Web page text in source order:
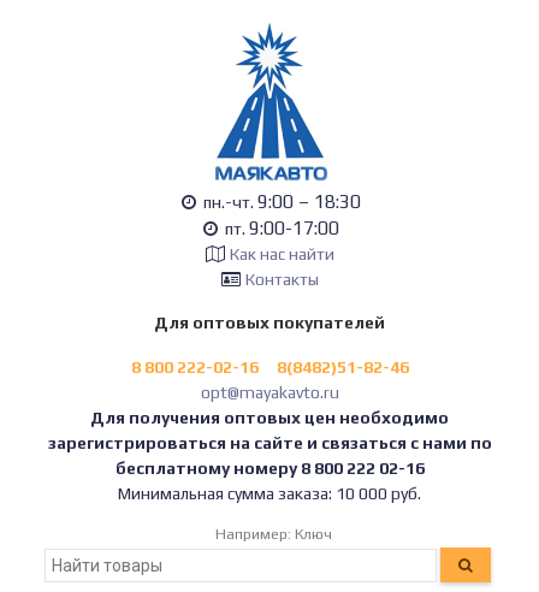
пн.-чт. 9:00 – 18:30
пт. 9:00-17:00
Как нас найти
Контакты
Для оптовых покупателей
8 800 222-02-16
8(8482)51-82-46
opt@mayakavto.ru
Для получения оптовых цен необходимо
зарегистрироваться на сайте и связаться с нами по
бесплатному номеру 8 800 222 02-16
Минимальная сумма заказа: 10 000 руб.
Например: Ключ